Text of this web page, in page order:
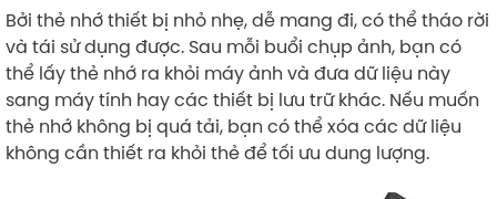
Bởi thẻ nhớ thiết bị nhỏ nhẹ, dễ mang đi, có thể tháo rời
và tái sử dụng được. Sau mỗi buổi chụp ảnh, bạn có
thể lấy thẻ nhớ ra khỏi máy ảnh và đưa dữ liệu này
sang máy tính hay các thiết bị lưu trữ khác. Nếu muốn
thẻ nhớ không bị quá tải, bạn có thể xóa các dữ liệu
không cần thiết ra khỏi thẻ để tối ưu dung lượng.